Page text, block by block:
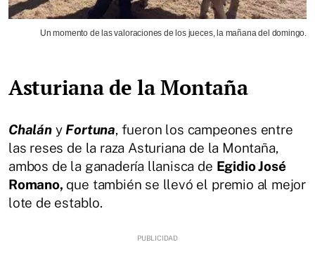
Un momento de las valoraciones de los jueces, la mañana del domingo.
Asturiana de la Montaña
Chalány Fortuna, fueron los campeones entre
las reses de la raza Asturiana de la Montaña,
ambos de la ganadería llanisca de Egidio José
Romano, que también se llevó el premio al mejor
lote de establo.